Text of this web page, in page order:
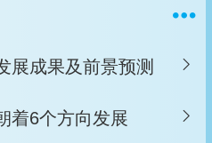
展成果及前景预测
着6个方向发展